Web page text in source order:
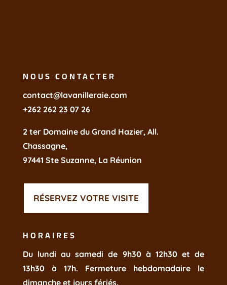
NOUS CONTACTER
contact@lavanilleraie.com
+262 262 23 07 26
2 ter Domaine du Grand Hazier, All.
Chassagne,
97441 Ste Suzanne, La Réunion
RÉSERVEZ VOTRE VISITE
HORAIRES
Du lundi au samedi de 9h30 à 12h30 et de
13h30 à 17h. Fermeture hebdomadaire le
dimanche et jours fériés.